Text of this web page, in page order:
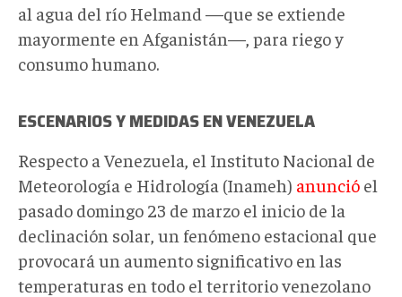
al agua del río Helmand —que se extiende
mayormente en Afganistán—, para riego y
consumo humano.
ESCENARIOS Y MEDIDAS EN VENEZUELA
Respecto a Venezuela, el Instituto Nacional de
Meteorología e Hidrología (Inameh) anunció el
pasado domingo 23 de marzo el inicio de la
declinación solar, un fenómeno estacional que
provocará un aumento significativo en las
temperaturas en todo el territorio venezolano